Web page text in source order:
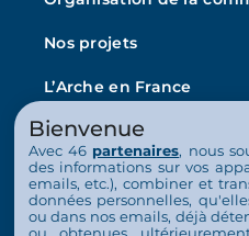
Nos projets
L’Arche en France
La vie au
Nos activités
Actualités
Bienvenue
Avec 46 partenaires, nous
des informations sur vos
emails, etc.), combiner et
données personnelles,
ou dans nos emails, déjà
ou obtenues